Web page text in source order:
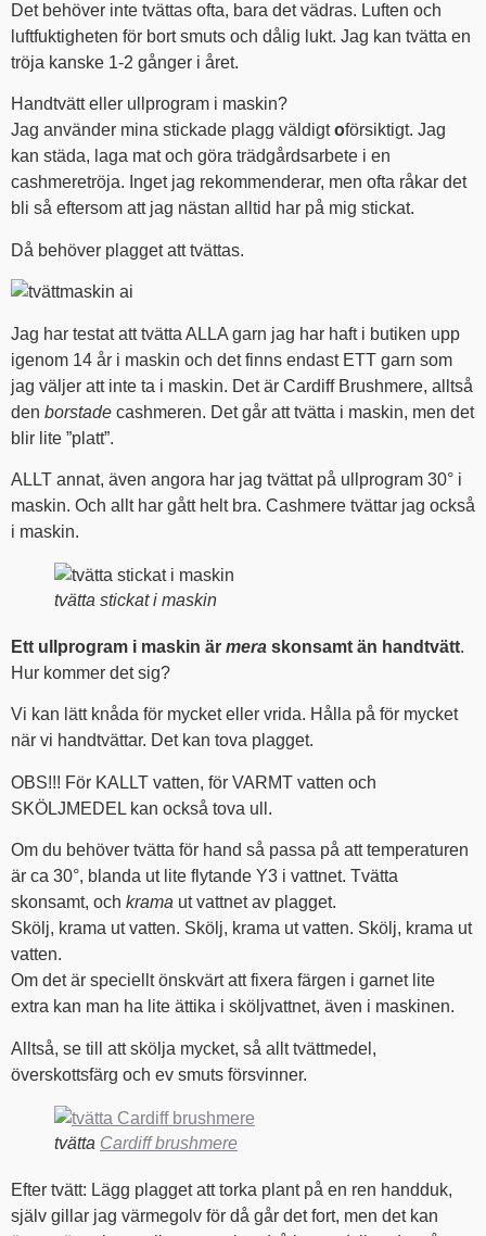
Det behöver inte tvättas ofta, bara det vädras. Luften och
luftfuktigheten för bort smuts och dålig lukt. Jag kan tvätta en
tröja kanske 1-2 gånger i året.
Handtvätt eller ullprogram i maskin?
Jag använder mina stickade plagg väldigtoförsiktigt. Jag
kan städa, laga mat och göra trädgårdsarbete i en
cashmeretröja. Inget jag rekommenderar, men ofta råkar det
bli så eftersom att jag nästan alltid har på mig stickat.
Då behöver plagget att tvättas.
Jag har testat att tvätta ALLA garn jag har haft i butiken upp
igenom 14 år i maskin och det finns endast ETT garn som
jag väljer att inte ta i maskin. Det är Cardiff Brushmere, alltså
den borstade cashmeren. Det går att tvätta i maskin, men det
blir lite ”platt”.
ALLT annat, även angora har jag tvättat på ullprogram 30° i
maskin. Och allt har gått helt bra. Cashmere tvättar jag också
i maskin.
tvätta stickat i maskin
Ett ullprogram i maskin är mera skonsamt än handtvätt.
Hur kommer det sig?
Vi kan lätt knåda för mycket eller vrida. Hålla på för mycket
när vi handtvättar. Det kan tova plagget.
OBS!!! För KALLT vatten, för VARMT vatten och
SKÖLJMEDEL kan också tova ull.
Om du behöver tvätta för hand så passa på att temperaturen
är ca 30°, blanda ut lite flytande Y3 i vattnet. Tvätta
skonsamt, och krama ut vattnet av plagget.
Skölj, krama ut vatten. Skölj, krama ut vatten. Skölj, krama ut
vatten.
Om det är speciellt önskvärt att fixera färgen i garnet lite
extra kan man ha lite ättika i sköljvattnet, även i maskinen.
Alltså, se till att skölja mycket, så allt tvättmedel,
överskottsfärg och ev smuts försvinner.
tvätta Cardiff brushmere
Efter tvätt: Lägg plagget att torka plant på en ren handduk,
själv gillar jag värmegolv för då går det fort, men det kan